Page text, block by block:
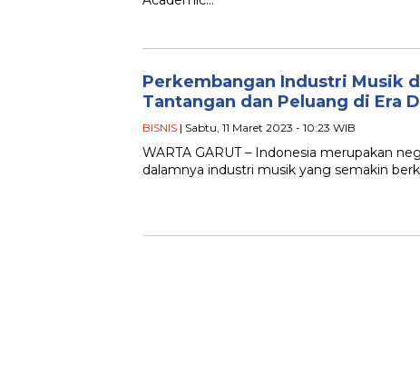
Perkembangan Industri Musik
Tantangan dan Peluang di Era
BISNIS | Sabtu, 11 Maret 2023 - 10:23 WIB
WARTA GARUT – Indonesia merupakan
dalamnya industri musik yang semakin